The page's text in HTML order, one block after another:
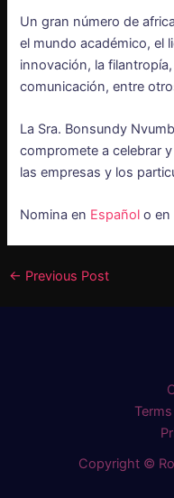
Un gran número de
el mundo académico, el
innovación, la
comunicación, entre
La Sra. Bonsundy
compromete a celebrar
las empresas y los
Nomina en Español o en
← Previous Post
Copyright ©